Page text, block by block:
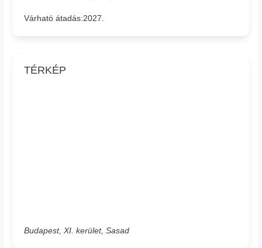
Várható átadás:2027.
TÉRKÉP
Budapest, XI. kerület, Sasad